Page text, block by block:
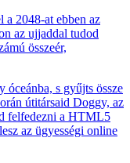
a 2048-at ebben az
az ujjaddal tudod
összeér,
óceánba, s gyűjts össze
útitársaid Doggy, az
felfedezni a HTML5
az ügyességi online